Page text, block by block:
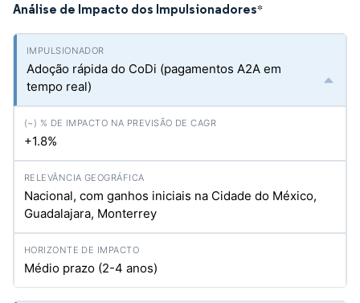
Análise de Impacto dos Impulsionadores*
Adoção rápida do CoDi (pagamentos A2A em
tempo real)
+1.8%
Nacional, com ganhos iniciais na Cidade do México,
Guadalajara, Monterrey
Médio prazo (2-4 anos)